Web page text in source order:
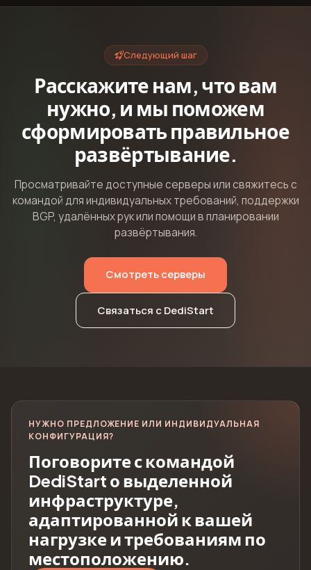
Следующий шаг
Расскажите нам, что вам
нужно, и мы поможем
сформировать правильное
развёртывание.
Просматривайте доступные серверы или свяжитесь с
командой для индивидуальных требований, поддержки
BGP, удалённых рук или помощи в планировании
развёртывания.
Смотреть серверы
Связаться с DediStart
НУЖНО ПРЕДЛОЖЕНИЕ ИЛИ ИНДИВИДУАЛЬНАЯ
КОНФИГУРАЦИЯ?
Поговорите с командой
DediStart о выделенной
инфраструктуре,
адаптированной к вашей
нагрузке и требованиям по
местоположению.